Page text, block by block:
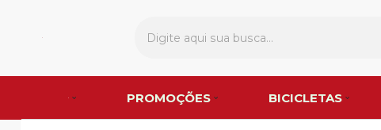
PROMOÇÕES BICICLETAS